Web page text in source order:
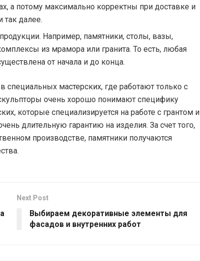
а потому максимально корректны при доставке и
так далее.
Например, памятники, столы, вазы,
из мрамора или гранита. То есть, любая
от начала и до конца.
специальных мастерских, где работают только с
очень хорошо понимают специфику
которые специализируется на работе с грантом и
длительную гарантию на изделия. За счет того,
производстве, памятники получаются
Next Post
Выбираем декоративные элементы для
фасадов и внутренних работ